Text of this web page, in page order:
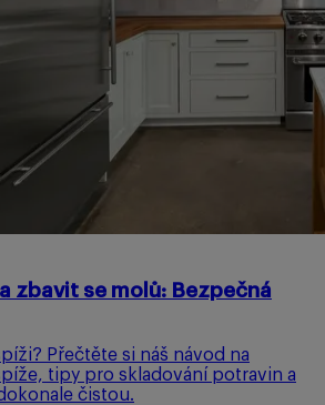
zbavit se molů: Bezpečná
Přečtěte si náš návod na
tipy pro skladování potravin a
čistou.